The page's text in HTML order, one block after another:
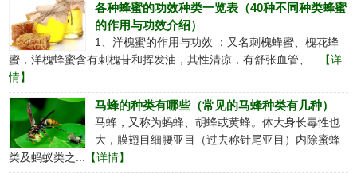
各种蜂蜜的功效种类一览表（40种不同种类蜂蜜
的作用与功效介绍）
1、洋槐蜜的作用与功效 ：又名刺槐蜂蜜、槐花蜂
蜜，洋槐蜂蜜含有刺槐苷和挥发油，其性清凉，有舒张血管、...
【详
情】
马蜂的种类有哪些（常见的马蜂种类有几种）
马蜂，又称为蚂蜂、胡蜂或黄蜂。体大身长毒性也
大，膜翅目细腰亚目（过去称针尾亚目）内除蜜蜂
类及蚂蚁类之... 【详情】